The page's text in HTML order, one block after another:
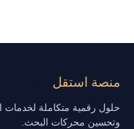
منصة استقل
حلول رقمية متكاملة لخدمات
وتحسين محركات البحث.